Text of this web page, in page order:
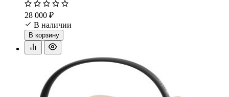
28 000 ₽
В наличии
В корзину